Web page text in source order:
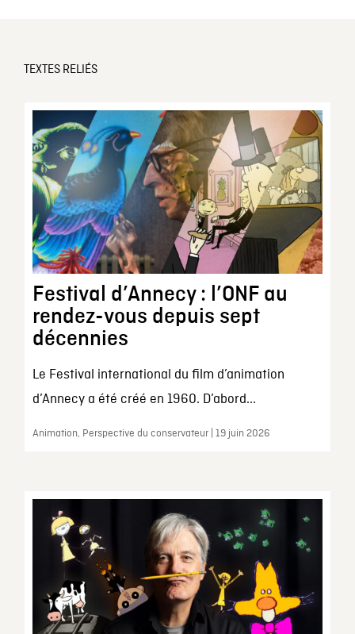
TEXTES RELIÉS
Festival d’Annecy : l’ONF au
rendez-vous depuis sept
décennies
Le Festival international du film d’animation
d’Annecy a été créé en 1960. D’abord...
Animation, Perspective du conservateur | 19 juin 2026